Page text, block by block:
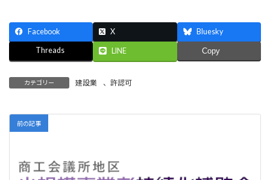
Facebook X Bluesky
Threads LINE Copy
カテゴリー 建設業 、 許認可
前の記事